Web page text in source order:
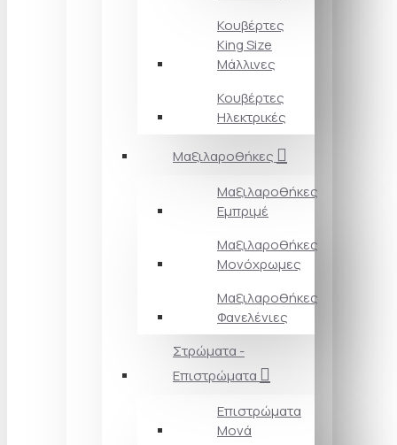
Κουβέρτες
King Size
Μάλλινες
Κουβέρτες
Ηλεκτρικές
Μαξιλαροθήκες
Μαξιλαροθήκες
Εμπριμέ
Μαξιλαροθήκες
Μονόχρωμες
Μαξιλαροθήκες
Φανελένιες
Στρώματα -
Επιστρώματα
Επιστρώματα
Μονά